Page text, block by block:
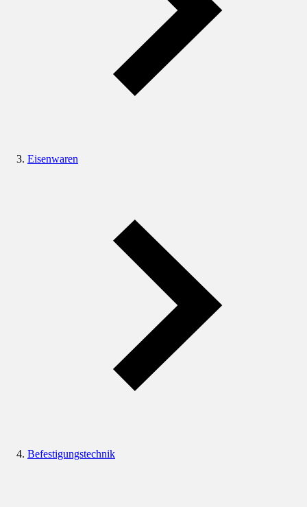
Eisenwaren
Befestigungstechnik